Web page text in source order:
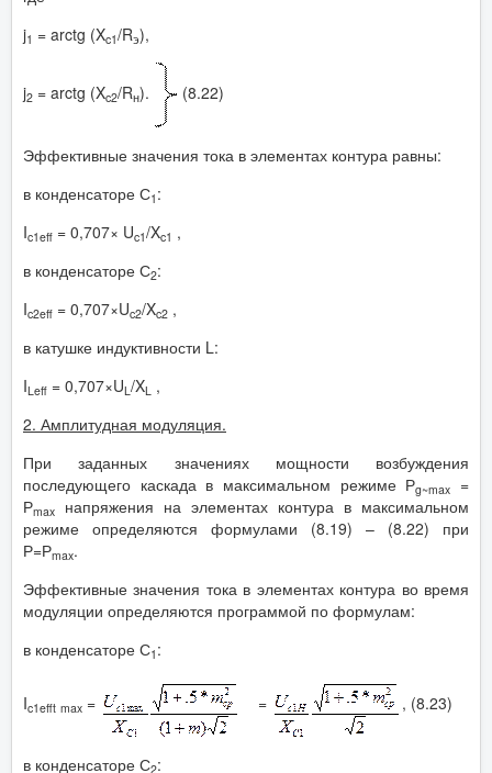
j1 = arctg (Xc1/Rэ),
j2 = arctg (Xc2/Rн). (8.22)
Эффективные значения тока в элементах контура равны:
в конденсаторе С1 :
Ic1eff = 0,707× Uc1/Xc1 ,
в конденсаторе С2:
Ic2eff = 0,707×Uc2/Xc2 ,
в катушке индуктивности L:
ILeff = 0,707×UL /XL ,
2. Амплитудная модуляция.
При заданных значениях мощности возбуждения
последующего каскада в максимальном режиме Рg~max
=
Рmax
напряжения на элементах контура в максимальном
режиме определяются формулами (8.19) – (8.22) при
Р=Рmax.
Эффективные значения тока в элементах контура во время
модуляции определяются программой по формулам:
в конденсаторе С1 :
Ic1efft max = = , (8.23)
в конденсаторе С2: